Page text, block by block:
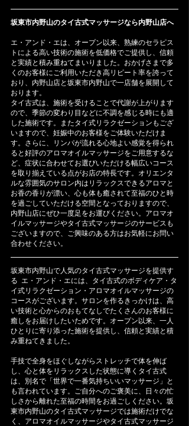
坂東市内野山のタイ古式マッサージなら内野山店へ
エ・アンド・エは、オープン以来、熟練のセラピス
トによる高い技術の施術を低価格でご提供し、信頼
と実績と積み重ねてまいりました。おかげさまで多
くのお客様にご利用いただき高リピート率を誇って
おり、内野山店と坂東市内野山で一店舗を展開して
おります。
タイ古式は、施術を受けることで代謝が上がります
ので、季節の変わり目などに不調を感じる時にも適
した施術です。またタイ式リラクゼーションもござ
いますので、妊娠中のお客様をご体験いただけま
す。さらに、リンパが流れる心地よい感覚を得られ
ると好評のアロマオイルマッサージをご用意するな
ど、症状に合わせてお選びいただける幅広いコース
を取り揃えている点がお店の特長です。オリエンタ
ルな雰囲気のサロン内はリラックスできるアロマと
お香の香りが漂い、心も体も癒されて至福のひと時
を過ごしていただける空間となっておりますので、
内野山店にぜひ一度足をお運びください。アロマオ
イルマッサージやタイ古式マッサージのサービスも
ございますので、ご興味のある方はお気軽にお問い
合わせください。
坂東市内野山で人気のタイ古式マッサージを提供す
る  エ・アンド・エには、タイ古式のボディケア・タ
イ式リラクゼーション・アロマオイルマッサージの
コースがございます。サロンを作るきっかけは、高
い技術と心からのおもてなしでたくさんのお客様に
癒しをお届けしたいためです。オープン以来、一人
ひとりに寄り添った施術を提供し、信頼と実績と積
み重ねてきました。
手技で全身をほぐしながらストレッチで体を伸ば
し、心と体をリラックスした状態に導くタイ古式
は、別名で「世界で一番気持ちいいマッサージ」と
も言われています。ご自分へのご褒美に、日々の忙
しさから離れた至福の時間をお過ごしください。坂
東市内野山のタイ古式マッサージでは施術だけでな
く、アロマオイルマッサージやタイ古式マッサージ